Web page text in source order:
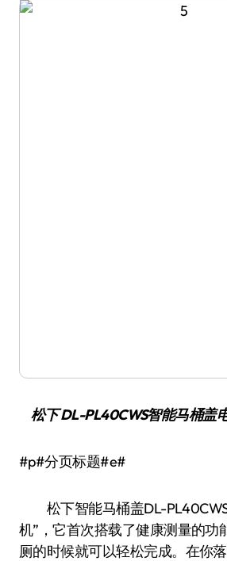
松下 DL-PL40CWS智能马桶盖
#p#分页标题#e#
松下智能马桶盖DL-
机”，它首次搭载了健康测量的功
厕的时候就可以轻松完成。在你